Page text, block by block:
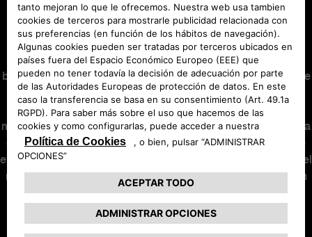
Precio total a plazos: 44.186,69€. TIN: 6,49%. TAE: 8,58%.
Sistema de amortización francés.Precio al contado:
39.095,02€. El producto Easy Credit Eléctrico es una
operación de financiación que se ha configurado para
beneficiar al cliente en previsión de la eventual obtención de
la ayuda PLAN AUTO+ que se podrá desencadenar como
consecuencia de la adquisición del vehículo objeto de la
misma. Consecuencia de lo anterior, se ha hecho coincidir la
cuota número 12 de la operación con el importe con el que
eventualmente podrá ser beneficiario el cliente, minorando el
resto de cuotas. El cliente será responsable de cumplir con
los requisitos y realizar las actuaciones necesarias para la
solicitud y concesión de la ayuda PLAN AUTO+. La
concesión o no de la ayuda PLAN AUTO+ no alterará la